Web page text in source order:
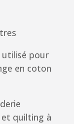
utilisé pour
en coton
quilting à